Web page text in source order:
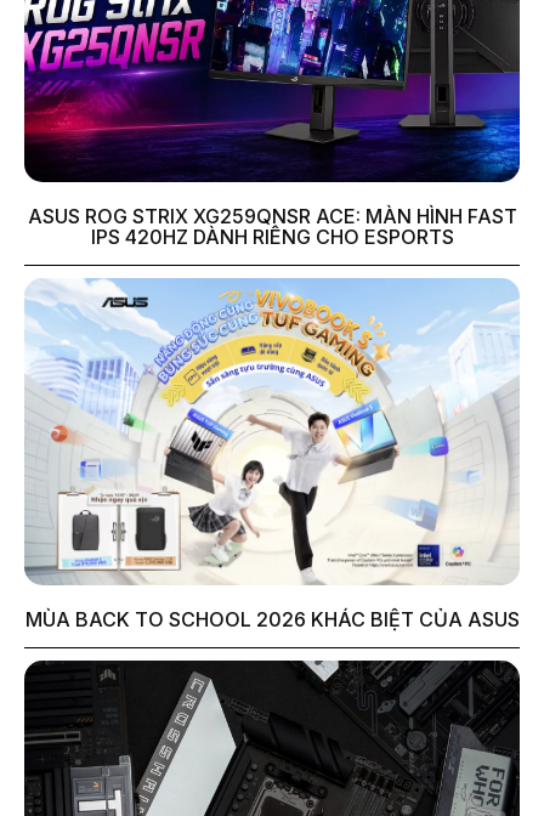
ASUS ROG STRIX XG259QNSR ACE: MÀN HÌNH FAST
IPS 420HZ DÀNH RIÊNG CHO ESPORTS
MÙA BACK TO SCHOOL 2026 KHÁC BIỆT CỦA ASUS